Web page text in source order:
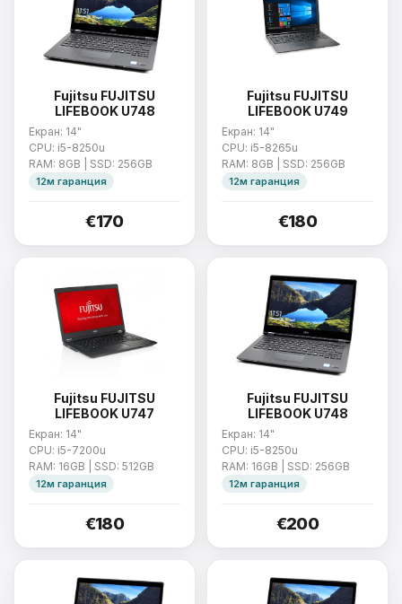
Fujitsu FUJITSU
LIFEBOOK U748
Екран: 14"
CPU: i5-8250u
RAM: 8GB | SSD: 256GB
12м гаранция
€170
Fujitsu FUJITSU
LIFEBOOK U749
Екран: 14"
CPU: i5-8265u
RAM: 8GB | SSD: 256GB
12м гаранция
€180
Fujitsu FUJITSU
LIFEBOOK U747
Екран: 14"
CPU: i5-7200u
RAM: 16GB | SSD: 512GB
12м гаранция
€180
Fujitsu FUJITSU
LIFEBOOK U748
Екран: 14"
CPU: i5-8250u
RAM: 16GB | SSD: 256GB
12м гаранция
€200